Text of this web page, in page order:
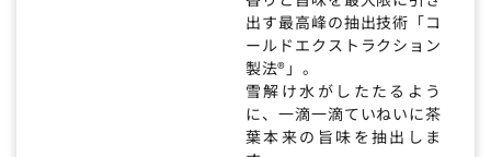
出す最高峰の抽出技術「コ
ールドエクストラクション
製法®」。
雪解け水がしたたるよう
に、一滴一滴ていねいに茶
葉本来の旨味を抽出しま